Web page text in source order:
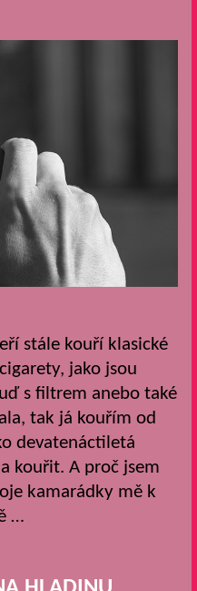
stále kouří klasické
jako jsou
s filtrem anebo také
tak já kouřím od
devatenáctiletá
kouřit. A proč jsem
kamarádky mě k
…